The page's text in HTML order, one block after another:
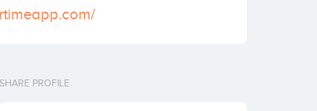
SHARE PROFILE